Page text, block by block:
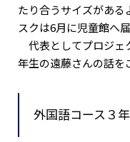
たり合うサイズがあ
スクは6月に児童館へ
代表としてプロジェ
年生の遠藤さんの話を
外国語コース３